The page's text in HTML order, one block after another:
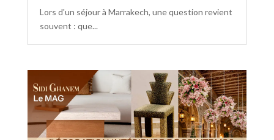
Lors d'un séjour à Marrakech, une question revient
souvent : que...